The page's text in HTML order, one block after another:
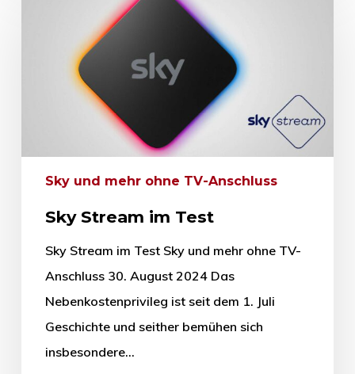
Sky und mehr ohne TV-Anschluss
Sky Stream im Test
Sky Stream im Test Sky und mehr ohne TV-
Anschluss 30. August 2024 Das
Nebenkostenprivileg ist seit dem 1. Juli
Geschichte und seither bemühen sich
insbesondere…